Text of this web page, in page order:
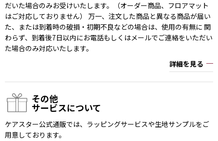
だいた場合のみお受けいたします。（オーダー商品、フロアマット
はご対応しておりません） 万一、注文した商品と異なる商品が届い
た、または到着時の破損・初期不良などの場合は、使用の有無に 関
わらず、到着後7日以内にお電話もしくはメールでご連絡をいただい
た場合のみ対応いたします。
詳細を見る
その他
サービスについて
ケアスター公式通販では、ラッピングサービスや生地サンプルをご
用意しております。